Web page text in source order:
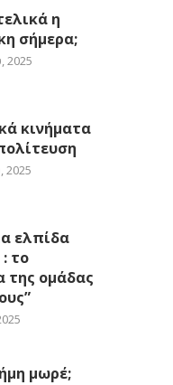
η
σήμερα;
2025
κινήματα
2025
ελπίδα
το
της ομάδας
μωρέ;